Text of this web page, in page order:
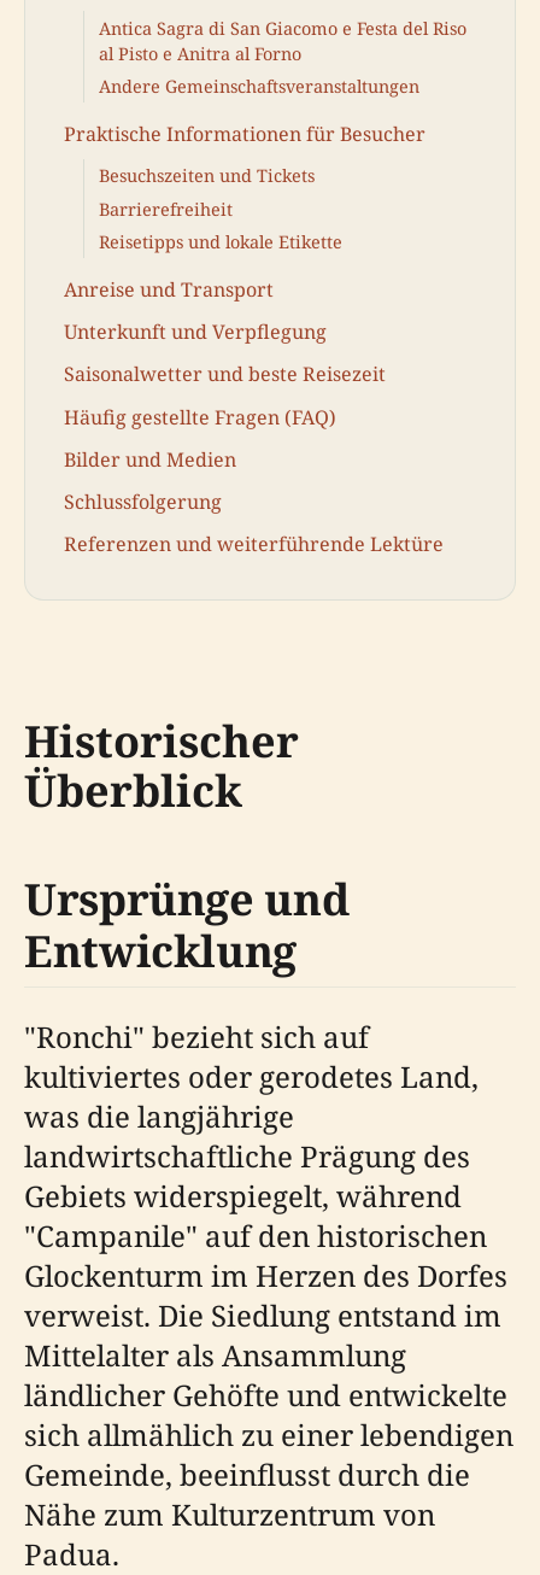
Antica Sagra di San Giacomo e Festa del Riso
al Pisto e Anitra al Forno
Andere Gemeinschaftsveranstaltungen
Praktische Informationen für Besucher
Besuchszeiten und Tickets
Barrierefreiheit
Reisetipps und lokale Etikette
Anreise und Transport
Unterkunft und Verpflegung
Saisonalwetter und beste Reisezeit
Häufig gestellte Fragen (FAQ)
Bilder und Medien
Schlussfolgerung
Referenzen und weiterführende Lektüre
Historischer
Überblick
Ursprünge und
Entwicklung
"Ronchi" bezieht sich auf
kultiviertes oder gerodetes Land,
was die langjährige
landwirtschaftliche Prägung des
Gebiets widerspiegelt, während
"Campanile" auf den historischen
Glockenturm im Herzen des Dorfes
verweist. Die Siedlung entstand im
Mittelalter als Ansammlung
ländlicher Gehöfte und entwickelte
sich allmählich zu einer lebendigen
Gemeinde, beeinflusst durch die
Nähe zum Kulturzentrum von
Padua.